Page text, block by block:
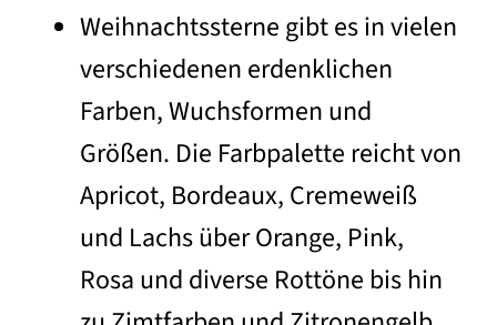
Weihnachtssterne gibt es in vielen
verschiedenen erdenklichen
Farben, Wuchsformen und
Größen. Die Farbpalette reicht von
Apricot, Bordeaux, Cremeweiß
und Lachs über Orange, Pink,
Rosa und diverse Rottöne bis hin